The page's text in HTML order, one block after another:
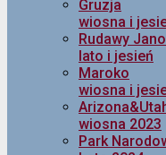
Gruzja
wiosna i
Rudawy
lato i jesień
Maroko
wiosna i
wiosna 2023
Park